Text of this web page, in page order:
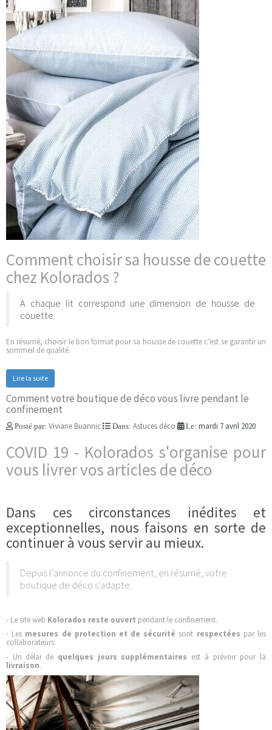
Comment choisir sa housse de couette
chez Kolorados ?
A chaque lit correspond une dimension de housse de
couette.
En résumé, choisir le bon format pour sa housse de couette c’est se garantir un
sommeil de qualité.
Lire la suite
Comment votre boutique de déco vous livre pendant le
confinement
Posté par: Viviane Buannic Dans: Astuces déco Le: mardi 7 avril 2020
COVID 19 - Kolorados s'organise pour
vous livrer vos articles de déco
Dans ces circonstances inédites et
exceptionnelles, nous faisons en sorte de
continuer à vous servir au mieux.
Depuis l’annonce du confinement, en résumé, votre
boutique de déco s'adapte.
- Le site web Kolorados reste ouvert pendant le confinement.
- Les mesures de protection et de sécurité sont respectées par les
collaborateurs.
- Un délai de quelques jours supplémentaires est à prévoir pour la
livraison.